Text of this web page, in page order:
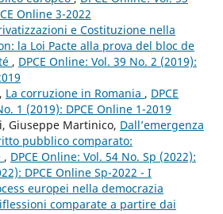
Online 3-2022
e Costituzione nella
la Loi Pacte alla prova del bloc de
, DPCE Online: Vol. 39 No. 2 (2019):
La corruzione in Romania , DPCE
1 (2019): DPCE Online 1-2019
Giuseppe Martinico, Dall’emergenza
pubblico comparato:
, DPCE Online: Vol. 54 No. Sp (2022):
DPCE Online Sp-2022 - I
europei nella democrazia
comparate a partire dai